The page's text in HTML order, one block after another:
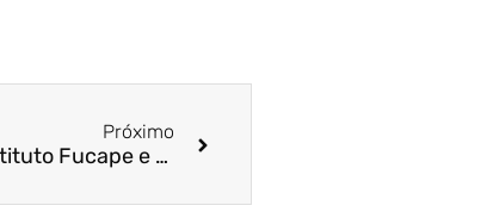
Próximo
Sustentabilidade em pauta: Instituto Fucape e Marca Ambiental se unem para treinamento